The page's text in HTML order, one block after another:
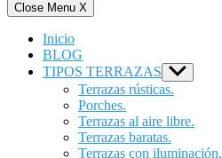
Close Menu X
Inicio
BLOG
TIPOS TERRAZAS Show
sub
menu
Terrazas rústicas.
Porches.
Terrazas al aire libre.
Terrazas baratas.
Terrazas con iluminación.